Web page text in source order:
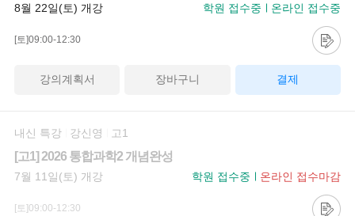
8월 22일(토) 개강 학원 접수중 온라인 접수중
[토]09:00-12:30
강의계획서 장바구니 결제
내신 특강 강신영 고1
[고1] 2026 통합과학2 개념완성
7월 11일(토) 개강 학원 접수중 온라인 접수마감
[토]09:00-12:30